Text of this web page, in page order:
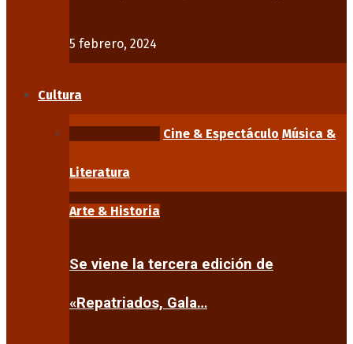
5 febrero, 2024
Cultura
Cine & Espectáculo Música &
Literatura
Arte & Historia
Se viene la tercera edición de
«Repatriados, Gala…